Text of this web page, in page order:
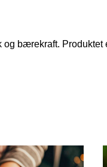
bærekraft. Produktet